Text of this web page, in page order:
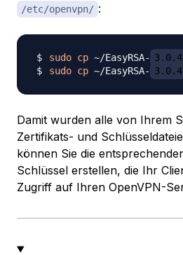
/etc/openvpn/ :
sudo cp ~/EasyRSA- 3.0.4
sudo cp ~/EasyRSA- 3.0.4
Damit wurden alle von Ihrem
Zertifikats- und
können Sie die
Schlüssel erstellen, die Ihr
Zugriff auf Ihren OpenVPN-